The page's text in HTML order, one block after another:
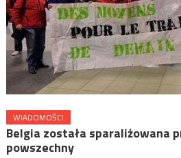
WIADOMOŚCI
Belgia została sparaliżowana
powszechny